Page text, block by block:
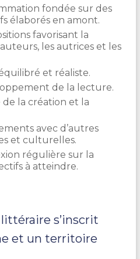
fondée sur des
élaborés en amont.
favorisant la
les autrices et les
et réaliste.
de la lecture.
de la création et la
avec d’autres
et culturelles.
régulière sur la
à atteindre.
s’inscrit
et un territoire